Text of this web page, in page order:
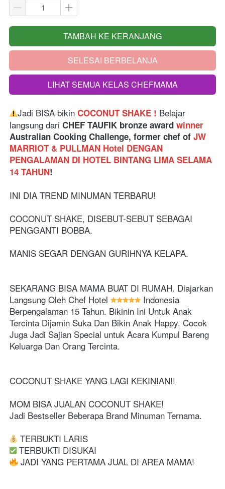
`
TAMBAH KE KERANJANG
`SELESAI BERBELANJA
`LIHAT SEMUA KELAS CHEFMAMA
Jadi BISA bikin COCONUT SHAKE ! Belajar
langsung dari CHEF TAUFIK bronze award winner
Australian Cooking Challenge, former chef of JW
MARRIOT & PULLMAN Hotel DENGAN
PENGALAMAN DI HOTEL BINTANG LIMA SELAMA
14 TAHUN!
INI DIA TREND MINUMAN TERBARU!
COCONUT SHAKE, DISEBUT-SEBUT SEBAGAI
PENGGANTI BOBBA.
MANIS SEGAR DENGAN GURIHNYA KELAPA.
SEKARANG BISA MAMA BUAT DI RUMAH. Diajarkan
Langsung Oleh Chef Hotel
Indonesia
Berpengalaman 15 Tahun. Bikinin Ini Untuk Anak
Tercinta Dijamin Suka Dan Bikin Anak Happy. Cocok
Juga Jadi Sajian Special untuk Acara Kumpul Bareng
Keluarga Dan Orang Tercinta.
COCONUT SHAKE YANG LAGI KEKINIAN!!
MOM BISA JUALAN COCONUT SHAKE!
Jadi Bestseller Beberapa Brand Minuman Ternama.
TERBUKTI LARIS
️ TERBUKTI DISUKAI
JADI YANG PERTAMA JUAL DI AREA MAMA!